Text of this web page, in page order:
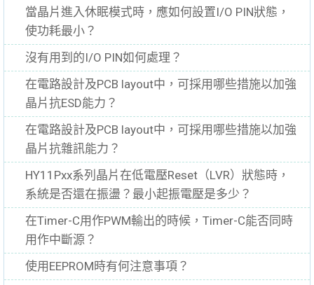
當晶片進入休眠模式時，應如何設置I/O PIN狀態，
使功耗最小？
沒有用到的I/O PIN如何處理？
在電路設計及PCB layout中，可採用哪些措施以加強
晶片抗ESD能力？
在電路設計及PCB layout中，可採用哪些措施以加強
晶片抗雜訊能力？
HY11Pxx系列晶片在低電壓Reset（LVR）狀態時，
系統是否還在振盪？最小起振電壓是多少？
在Timer-C用作PWM輸出的時候，Timer-C能否同時
用作中斷源？
使用EEPROM時有何注意事項？